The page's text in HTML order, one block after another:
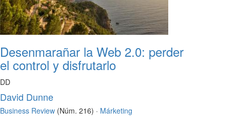
Desenmarañar la Web 2.0: perder
el control y disfrutarlo
DD
David Dunne
Business Review (Núm. 216) · Márketing